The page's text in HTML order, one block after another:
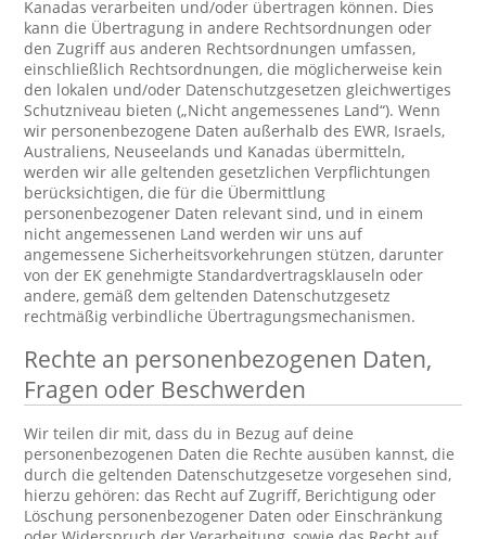
Kanadas verarbeiten und/oder übertragen können. Dies
kann die Übertragung in andere Rechtsordnungen oder
den Zugriff aus anderen Rechtsordnungen umfassen,
einschließlich Rechtsordnungen, die möglicherweise kein
den lokalen und/oder Datenschutzgesetzen gleichwertiges
Schutzniveau bieten („Nicht angemessenes Land“). Wenn
wir personenbezogene Daten außerhalb des EWR, Israels,
Australiens, Neuseelands und Kanadas übermitteln,
werden wir alle geltenden gesetzlichen Verpflichtungen
berücksichtigen, die für die Übermittlung
personenbezogener Daten relevant sind, und in einem
nicht angemessenen Land werden wir uns auf
angemessene Sicherheitsvorkehrungen stützen, darunter
von der EK genehmigte Standardvertragsklauseln oder
andere, gemäß dem geltenden Datenschutzgesetz
rechtmäßig verbindliche Übertragungsmechanismen.
Rechte an personenbezogenen Daten,
Fragen oder Beschwerden
Wir teilen dir mit, dass du in Bezug auf deine
personenbezogenen Daten die Rechte ausüben kannst, die
durch die geltenden Datenschutzgesetze vorgesehen sind,
hierzu gehören: das Recht auf Zugriff, Berichtigung oder
Löschung personenbezogener Daten oder Einschränkung